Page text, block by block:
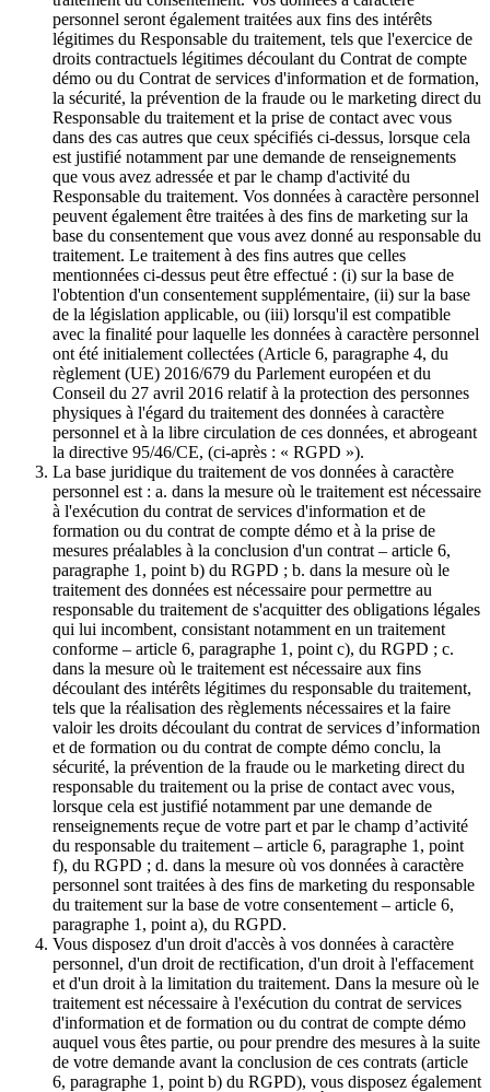
personnel seront également traitées aux fins des intérêts
légitimes du Responsable du traitement, tels que l'exercice de
droits contractuels légitimes découlant du Contrat de compte
démo ou du Contrat de services d'information et de formation,
la sécurité, la prévention de la fraude ou le marketing direct du
Responsable du traitement et la prise de contact avec vous
dans des cas autres que ceux spécifiés ci-dessus, lorsque cela
est justifié notamment par une demande de renseignements
que vous avez adressée et par le champ d'activité du
Responsable du traitement. Vos données à caractère personnel
peuvent également être traitées à des fins de marketing sur la
base du consentement que vous avez donné au responsable du
traitement. Le traitement à des fins autres que celles
mentionnées ci-dessus peut être effectué : (i) sur la base de
l'obtention d'un consentement supplémentaire, (ii) sur la base
de la législation applicable, ou (iii) lorsqu'il est compatible
avec la finalité pour laquelle les données à caractère personnel
ont été initialement collectées (Article 6, paragraphe 4, du
règlement (UE) 2016/679 du Parlement européen et du
Conseil du 27 avril 2016 relatif à la protection des personnes
physiques à l'égard du traitement des données à caractère
personnel et à la libre circulation de ces données, et abrogeant
la directive 95/46/CE, (ci-après : « RGPD »).
La base juridique du traitement de vos données à caractère
personnel est : a. dans la mesure où le traitement est nécessaire
à l'exécution du contrat de services d'information et de
formation ou du contrat de compte démo et à la prise de
mesures préalables à la conclusion d'un contrat – article 6,
paragraphe 1, point b) du RGPD ; b. dans la mesure où le
traitement des données est nécessaire pour permettre au
responsable du traitement de s'acquitter des obligations légales
qui lui incombent, consistant notamment en un traitement
conforme – article 6, paragraphe 1, point c), du RGPD ; c.
dans la mesure où le traitement est nécessaire aux fins
découlant des intérêts légitimes du responsable du traitement,
tels que la réalisation des règlements nécessaires et la faire
valoir les droits découlant du contrat de services d’information
et de formation ou du contrat de compte démo conclu, la
sécurité, la prévention de la fraude ou le marketing direct du
responsable du traitement ou la prise de contact avec vous,
lorsque cela est justifié notamment par une demande de
renseignements reçue de votre part et par le champ d’activité
du responsable du traitement – article 6, paragraphe 1, point
f), du RGPD ; d. dans la mesure où vos données à caractère
personnel sont traitées à des fins de marketing du responsable
du traitement sur la base de votre consentement – article 6,
paragraphe 1, point a), du RGPD.
Vous disposez d'un droit d'accès à vos données à caractère
personnel, d'un droit de rectification, d'un droit à l'effacement
et d'un droit à la limitation du traitement. Dans la mesure où le
traitement est nécessaire à l'exécution du contrat de services
d'information et de formation ou du contrat de compte démo
auquel vous êtes partie, ou pour prendre des mesures à la suite
de votre demande avant la conclusion de ces contrats (article
6, paragraphe 1, point b) du RGPD), vous disposez également